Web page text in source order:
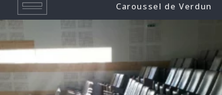
Caroussel de Verdun